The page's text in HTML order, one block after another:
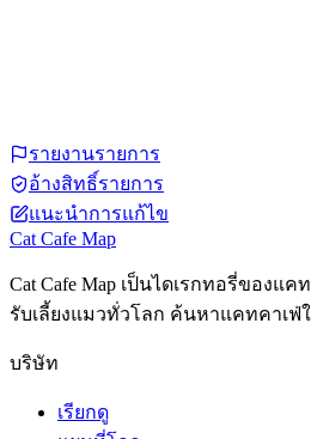
รายงานรายการ
อ้างสิทธิ์รายการ
แนะนำการแก้ไข
Cat Cafe Map
Cat Cafe Map เป็นไดเรกทอรี่ของแ
รับเลี้ยงแมวทั่วโลก ค้นหาแคทคาเ
บริษัท
เรียกดู